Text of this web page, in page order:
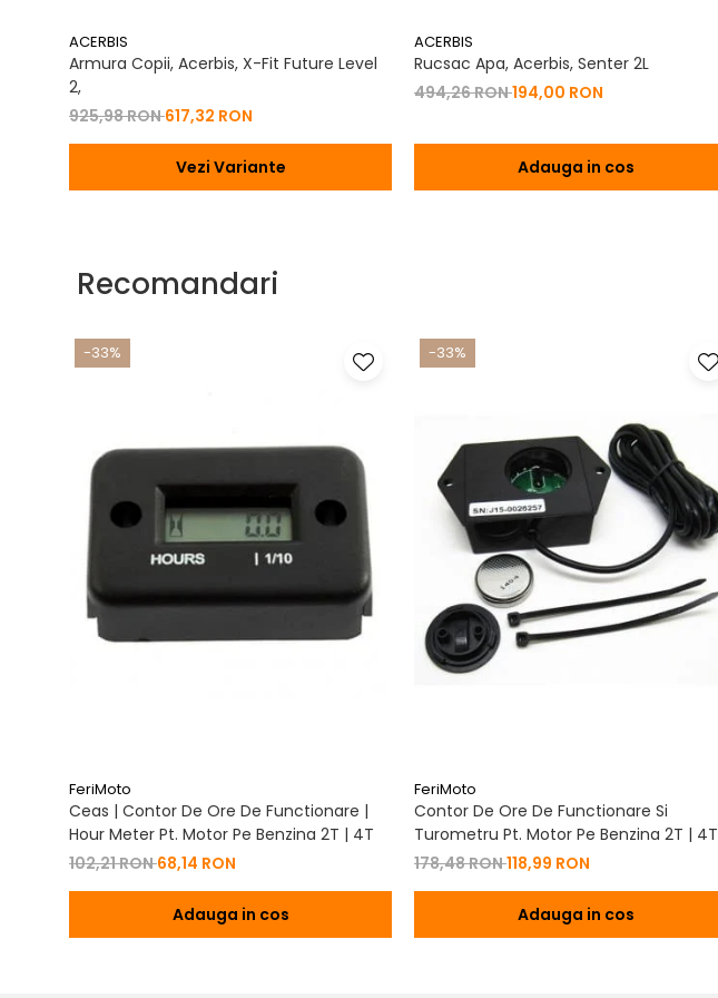
ACERBIS
Armura Copii, Acerbis, X-Fit Future Level
2,
925,98 RON617,32 RON
Vezi Variante
ACERBIS
Rucsac Apa, Acerbis, Senter 2L
494,26 RON194,00 RON
Adauga in cos
Recomandari
-33%
FeriMoto
Ceas | Contor De Ore De Functionare |
Hour Meter Pt. Motor Pe Benzina 2T | 4T
102,21 RON68,14 RON
Adauga in cos
-33%
FeriMoto
Contor De Ore De Functionare Si
Turometru Pt. Motor Pe Benzina 2T | 4T
Cu Capac De Baterie
178,48 RON118,99 RON
Adauga in cos